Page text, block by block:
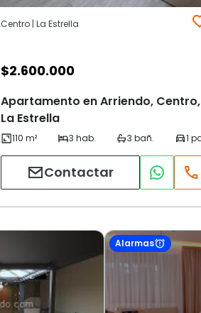
Centro | La Estrella
$2.600.000
Apartamento en Arriendo, Centro,
La Estrella
Contactar
Alarmas